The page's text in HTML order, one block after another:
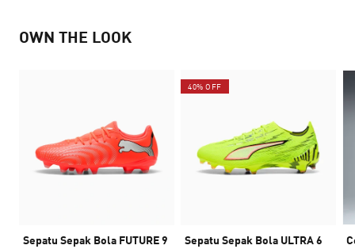
OWN THE LOOK
Sepatu Sepak Bola FUTURE 9
40% OFF
Sepatu Sepak Bola ULTRA 6